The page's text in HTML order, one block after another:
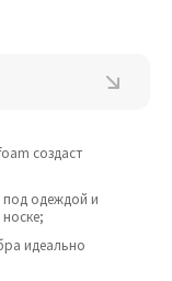
создаст
одеждой и
идеально